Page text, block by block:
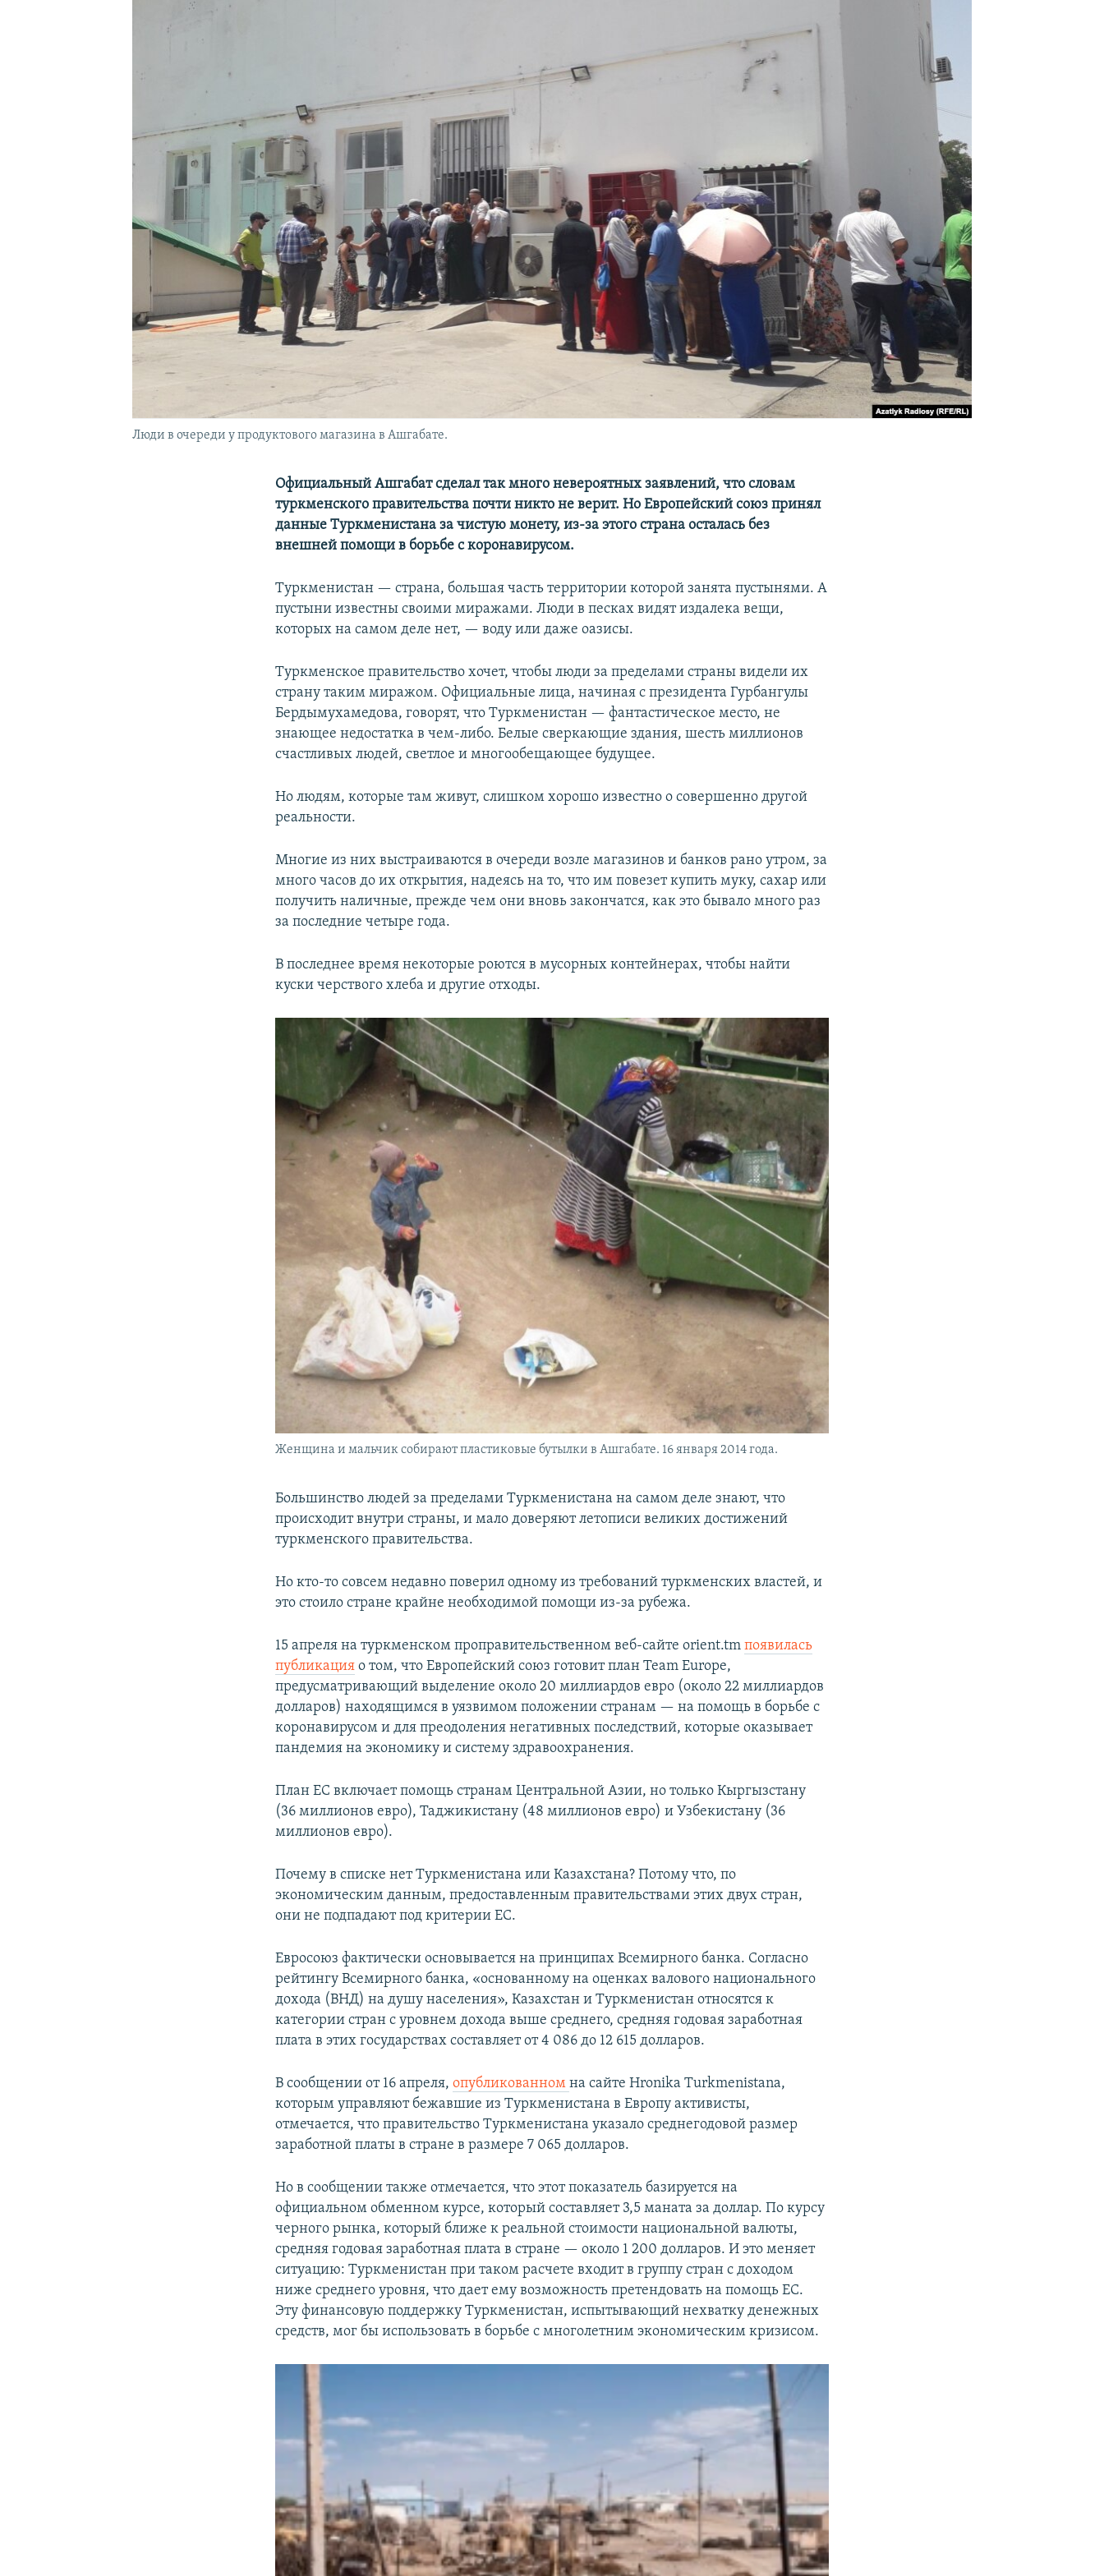
Люди в очереди у продуктового магазина в Ашгабате.
Официальный Ашгабат сделал так много невероятных заявлений, что словам
туркменского правительства почти никто не верит. Но Европейский союз принял
данные Туркменистана за чистую монету, из-за этого страна осталась без
внешней помощи в борьбе с коронавирусом.
Туркменистан — страна, большая часть территории которой занята пустынями. А
пустыни известны своими миражами. Люди в песках видят издалека вещи,
которых на самом деле нет, — воду или даже оазисы.
Туркменское правительство хочет, чтобы люди за пределами страны видели их
страну таким миражом. Официальные лица, начиная с президента Гурбангулы
Бердымухамедова, говорят, что Туркменистан — фантастическое место, не
знающее недостатка в чем-либо. Белые сверкающие здания, шесть миллионов
счастливых людей, светлое и многообещающее будущее.
Но людям, которые там живут, слишком хорошо известно о совершенно другой
реальности.
Многие из них выстраиваются в очереди возле магазинов и банков рано утром, за
много часов до их открытия, надеясь на то, что им повезет купить муку, сахар или
получить наличные, прежде чем они вновь закончатся, как это бывало много раз
за последние четыре года.
В последнее время некоторые роются в мусорных контейнерах, чтобы найти
куски черствого хлеба и другие отходы.
Женщина и мальчик собирают пластиковые бутылки в Ашгабате. 16 января 2014 года.
Большинство людей за пределами Туркменистана на самом деле знают, что
происходит внутри страны, и мало доверяют летописи великих достижений
туркменского правительства.
Но кто-то совсем недавно поверил одному из требований туркменских властей, и
это стоило стране крайне необходимой помощи из-за рубежа.
15 апреля на туркменском проправительственном веб-сайте orient.tmпоявилась
публикация о том, что Европейский союз готовит план Team Europe,
предусматривающий выделение около 20 миллиардов евро (около 22 миллиардов
долларов) находящимся в уязвимом положении странам — на помощь в борьбе с
коронавирусом и для преодоления негативных последствий, которые оказывает
пандемия на экономику и систему здравоохранения.
План ЕС включает помощь странам Центральной Азии, но только Кыргызстану
(36 миллионов евро), Таджикистану (48 миллионов евро) и Узбекистану (36
миллионов евро).
Почему в списке нет Туркменистана или Казахстана? Потому что, по
экономическим данным, предоставленным правительствами этих двух стран,
они не подпадают под критерии ЕС.
Евросоюз фактически основывается на принципах Всемирного банка. Согласно
рейтингу Всемирного банка, «основанному на оценках валового национального
дохода (ВНД) на душу населения», Казахстан и Туркменистан относятся к
категории стран с уровнем дохода выше среднего, средняя годовая заработная
плата в этих государствах составляет от 4 086 до 12 615 долларов.
В сообщении от 16 апреля,опубликованномна сайте Hronika Turkmenistana,
которым управляют бежавшие из Туркменистана в Европу активисты,
отмечается, что правительство Туркменистана указало среднегодовой размер
заработной платы в стране в размере 7 065 долларов.
Но в сообщении также отмечается, что этот показатель базируется на
официальном обменном курсе, который составляет 3,5 маната за доллар. По курсу
черного рынка, который ближе к реальной стоимости национальной валюты,
средняя годовая заработная плата в стране — около 1 200 долларов. И это меняет
ситуацию: Туркменистан при таком расчете входит в группу стран с доходом
ниже среднего уровня, что дает ему возможность претендовать на помощь ЕС.
Эту финансовую поддержку Туркменистан, испытывающий нехватку денежных
средств, мог бы использовать в борьбе с многолетним экономическим кризисом.